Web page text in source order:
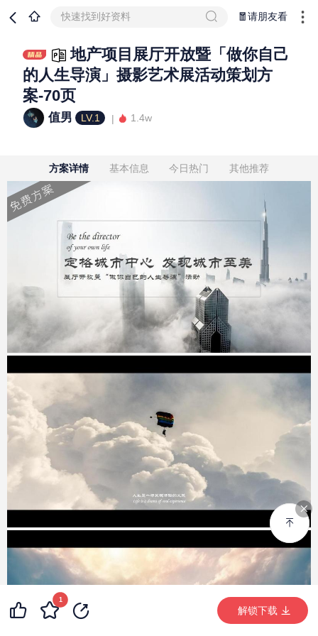
快速找到好资料 🧧请朋友看
地产项目展厅开放暨「做你自己
的人生导演」摄影艺术展活动策划方
案-70页
值男 LV.1 1.4w
方案详情 基本信息 今日热门 其他推荐
99+
解锁下载 (2723次)
1
解锁下载